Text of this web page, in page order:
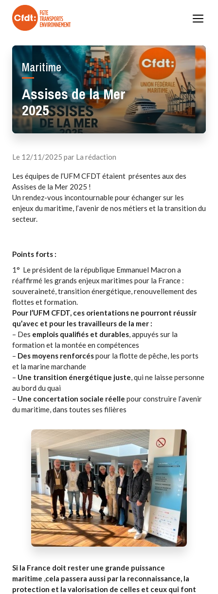
content
Maritime
Assises de la Mer
2025
Le 12/11/2025 par La rédaction
Les équipes de l’UFM CFDT étaient présentes aux des
Assises de la Mer 2025 !
Un rendez-vous incontournable pour échanger sur les
enjeux du maritime, l’avenir de nos métiers et la transition du
secteur.
Points forts :
1° Le président de la république Emmanuel Macron a
réaffirmé les grands enjeux maritimes pour la France :
souveraineté, transition énergétique, renouvellement des
flottes et formation.
Pour l’UFM CFDT, ces orientations ne pourront réussir
qu’avec et pour les travailleurs de la mer :
– Des emplois qualifiés et durables, appuyés sur la
formation et la montée en compétences
– Des moyens renforcéspour la flotte de pêche, les ports
et la marine marchande
– Une transition énergétique juste, qui ne laisse personne
au bord du quai
– Une concertation sociale réelle pour construire l’avenir
du maritime, dans toutes ses filières
Si la France doit rester une grande puissance
maritime ,cela passera aussi par la reconnaissance, la
protection et la valorisation de celles et ceux qui font